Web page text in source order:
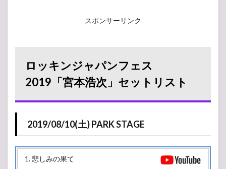
スポンサーリンク
ロッキンジャパンフェス
2019「宮本浩次」セットリスト
2019/08/10(土) PARK STAGE
1. 悲しみの果て